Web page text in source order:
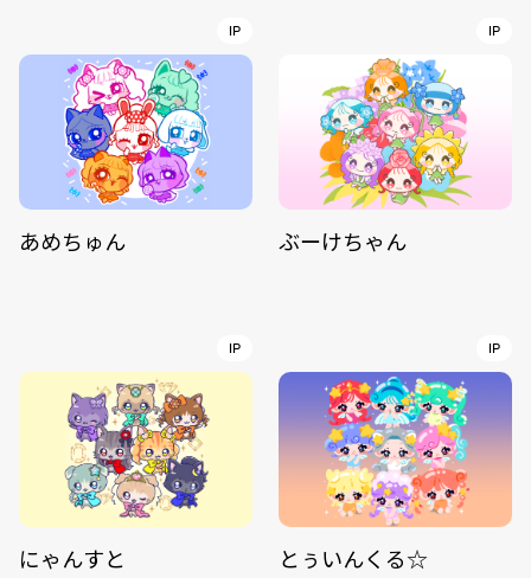
IP
あめちゅん
IP
ぶーけちゃん
IP
にゃんすと
IP
とぅいんくる☆